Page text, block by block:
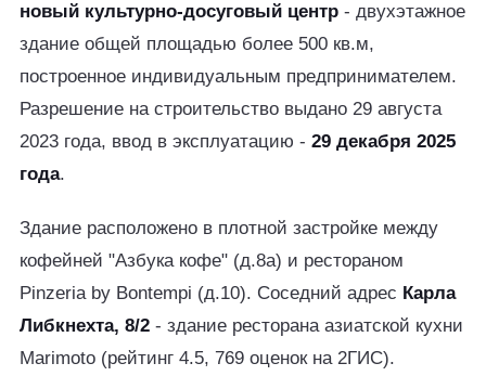
новый культурно-досуговый центр - двухэтажное
здание общей площадью более 500 кв.м,
построенное индивидуальным предпринимателем.
Разрешение на строительство выдано 29 августа
2023 года, ввод в эксплуатацию - 29 декабря 2025
года.
Здание расположено в плотной застройке между
кофейней "Азбука кофе" (д.8а) и рестораном
Pinzeria by Bontempi (д.10). Соседний адрес Карла
Либкнехта, 8/2 - здание ресторана азиатской кухни
Marimoto (рейтинг 4.5, 769 оценок на 2ГИС).